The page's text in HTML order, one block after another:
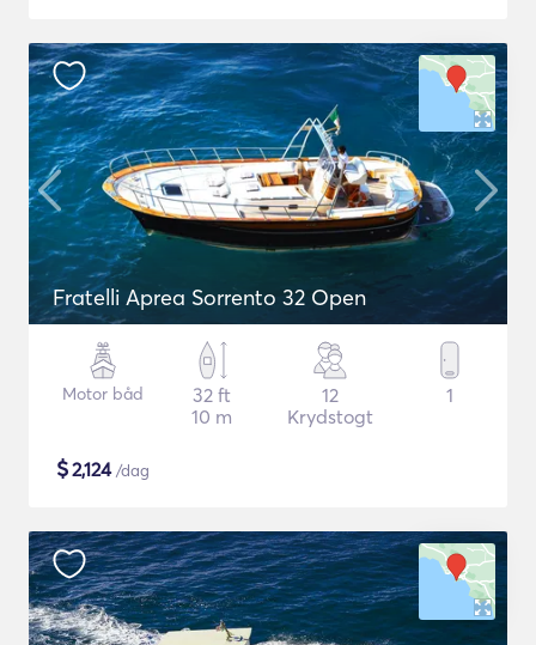
Fratelli Aprea Sorrento 32 Open
Motor båd
32 ft
10 m
12
Krydstogt
1
$2,124/dag